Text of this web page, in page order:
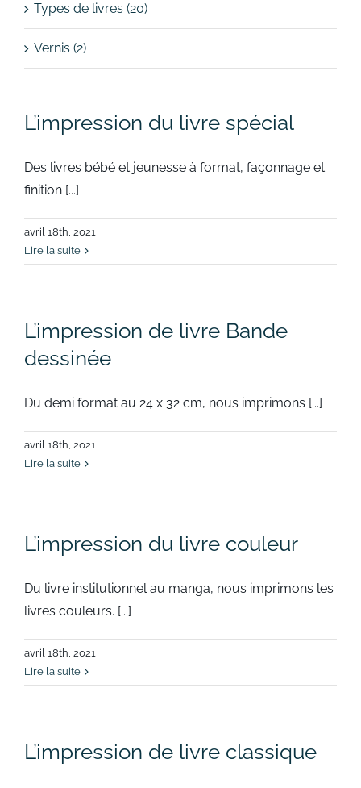
L’impression du livre spécial
Des livres bébé et jeunesse à format, façonnage et
finition [...]
avril 18th, 2021
Lire la suite
L’impression de livre Bande
dessinée
Du demi format au 24 x 32 cm, nous imprimons [...]
avril 18th, 2021
Lire la suite
L’impression du livre couleur
Du livre institutionnel au manga, nous imprimons les
livres couleurs. [...]
avril 18th, 2021
Lire la suite
L’impression de livre classique
Types de livres (20)
Vernis (2)